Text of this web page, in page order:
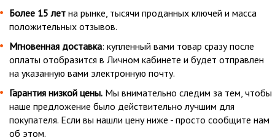
Более 15 лет на рынке, тысячи проданных ключей и масса
положительных отзывов.
Мгновенная доставка: купленный вами товар сразу после
оплаты отобразится в Личном кабинете и будет отправлен
на указанную вами электронную почту.
Гарантия низкой цены. Мы внимательно следим за тем, чтобы
наше предложение было действительно лучшим для
покупателя. Если вы нашли цену ниже - просто сообщите нам
об этом.